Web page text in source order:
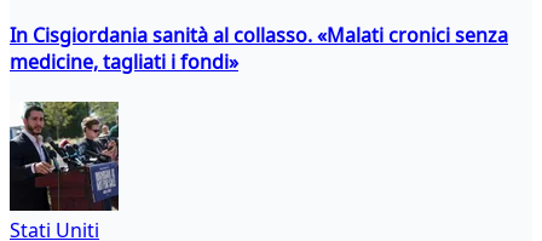
In Cisgiordania sanità al collasso. «Malati cronici senza
medicine, tagliati i fondi»
Stati Uniti